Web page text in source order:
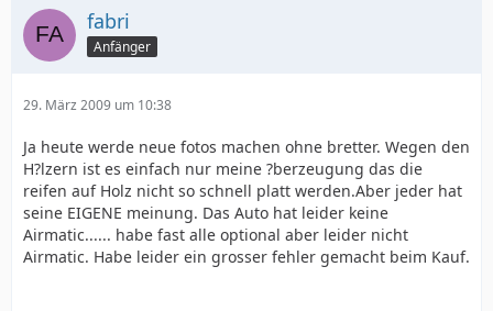
fabri
Anfänger
29. März 2009 um 10:38
Ja heute werde neue fotos machen ohne bretter. Wegen den
H?lzern ist es einfach nur meine ?berzeugung das die
reifen auf Holz nicht so schnell platt werden.Aber jeder hat
seine EIGENE meinung. Das Auto hat leider keine
Airmatic...... habe fast alle optional aber leider nicht
Airmatic. Habe leider ein grosser fehler gemacht beim Kauf.